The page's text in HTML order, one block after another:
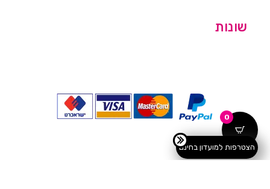
שונות
0
הצטרפות למועדון בחינם